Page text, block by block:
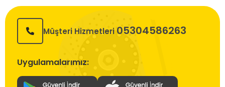
Müşteri Hizmetleri 05304586263
Uygulamalarımız: